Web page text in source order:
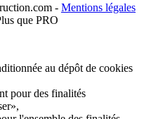
- Mentions légales
que PRO
au dépôt de cookies
pour des finalités
,